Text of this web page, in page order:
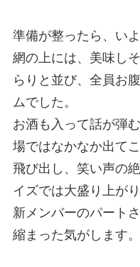
準備が整ったら、い
網の上には、美味し
らりと並び、全員お
ムでした。
お酒も⼊って話が弾
場ではなかなか出て
⾶び出し、笑い声の
イズでは⼤盛り上が
新メンバーのパート
縮まった気がします